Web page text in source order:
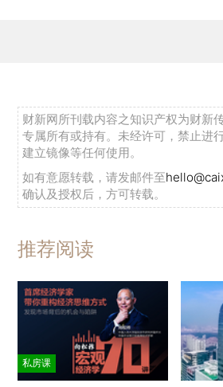
财新网所刊载内容之知识产权为财新
专属所有或持有。未经许可，禁止进
建立镜像等任何使用。
如有意愿转载，请发邮件至
确认及授权后，方可转载。
推荐阅读
私房课